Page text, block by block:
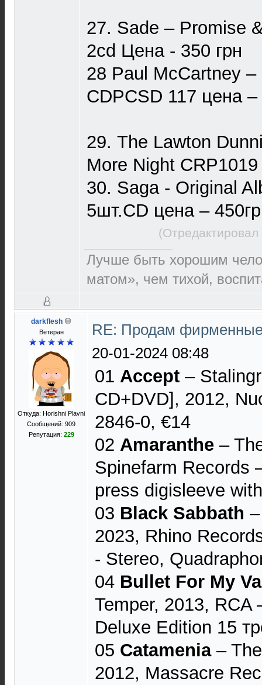
27. Sade – Promise
2cd Цена - 350 грн
28 Paul McCartney
CDPCSD 117 цена –
29. The Lawton
More Night
30. Saga - Original
5шт.CD цена –
Лучше быть хорошим
матом», чем тихой,
darkflesh
Ветеран
Откуда: Horishni Plavni
Сообщений: 909
Репутация: 229
RE: Продам
20-01-2024 08:48
01 Accept –
CD+DVD], 2012,
2846-0, €14
02 Amaranthe –
Spinefarm Records
press digisleeve
03 Black Sabbath
2023, Rhino
- Stereo,
04 Bullet For My
Temper, 2013, RCA
Deluxe Edition 15
05 Catamenia‎–
2012, Massacre